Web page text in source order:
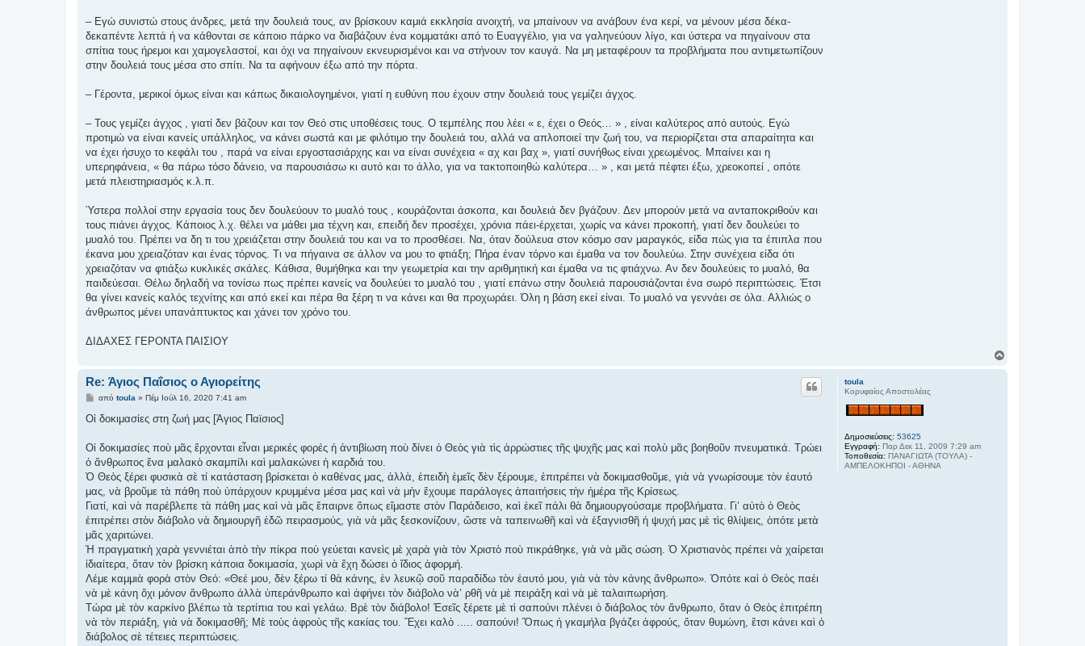
– Εγώ συνιστώ στους άνδρες, μετά την δουλειά τους, αν βρίσκουν καμιά εκκλησία ανοιχτή, να μπαίνουν να ανάβουν ένα κερί, να μένουν μέσα δέκα-
δεκαπέντε λεπτά ή να κάθονται σε κάποιο πάρκο να διαβάζουν ένα κομματάκι από το Ευαγγέλιο, για να γαληνεύουν λίγο, και ύστερα να πηγαίνουν στα
σπίτια τους ήρεμοι και χαμογελαστοί, και όχι να πηγαίνουν εκνευρισμένοι και να στήνουν τον καυγά. Να μη μεταφέρουν τα προβλήματα που αντιμετωπίζουν
στην δουλειά τους μέσα στο σπίτι. Να τα αφήνουν έξω από την πόρτα.
– Γέροντα, μερικοί όμως είναι και κάπως δικαιολογημένοι, γιατί η ευθύνη που έχουν στην δουλειά τους γεμίζει άγχος.
– Τους γεμίζει άγχος , γιατί δεν βάζουν και τον Θεό στις υποθέσεις τους. Ο τεμπέλης που λέει « ε, έχει ο Θεός… » , είναι καλύτερος από αυτούς. Εγώ
προτιμώ να είναι κανείς υπάλληλος, να κάνει σωστά και με φιλότιμο την δουλειά του, αλλά να απλοποιεί την ζωή του, να περιορίζεται στα απαραίτητα και
να έχει ήσυχο το κεφάλι του , παρά να είναι εργοστασιάρχης και να είναι συνέχεια « αχ και βαχ », γιατί συνήθως είναι χρεωμένος. Μπαίνει και η
υπερηφάνεια, « θα πάρω τόσο δάνειο, να παρουσιάσω κι αυτό και το άλλο, για να τακτοποιηθώ καλύτερα… » , και μετά πέφτει έξω, χρεοκοπεί , οπότε
μετά πλειστηριασμός κ.λ.π.
Ύστερα πολλοί στην εργασία τους δεν δουλεύουν το μυαλό τους , κουράζονται άσκοπα, και δουλειά δεν βγάζουν. Δεν μπορούν μετά να ανταποκριθούν και
τους πιάνει άγχος. Κάποιος λ.χ. θέλει να μάθει μια τέχνη και, επειδή δεν προσέχει, χρόνια πάει-έρχεται, χωρίς να κάνει προκοπή, γιατί δεν δουλεύει το
μυαλό του. Πρέπει να δη τι του χρειάζεται στην δουλειά του και να το προσθέσει. Να, όταν δούλευα στον κόσμο σαν μαραγκός, είδα πώς για τα έπιπλα που
έκανα μου χρειαζόταν και ένας τόρνος. Τι να πήγαινα σε άλλον να μου το φτιάξη; Πήρα έναν τόρνο και έμαθα να τον δουλεύω. Στην συνέχεια είδα ότι
χρειαζόταν να φτιάξω κυκλικές σκάλες. Κάθισα, θυμήθηκα και την γεωμετρία και την αριθμητική και έμαθα να τις φτιάχνω. Αν δεν δουλεύεις το μυαλό, θα
παιδεύεσαι. Θέλω δηλαδή να τονίσω πως πρέπει κανείς να δουλεύει το μυαλό του , γιατί επάνω στην δουλειά παρουσιάζονται ένα σωρό περιπτώσεις. Έτσι
θα γίνει κανείς καλός τεχνίτης και από εκεί και πέρα θα ξέρη τι να κάνει και θα προχωράει. Όλη η βάση εκεί είναι. Το μυαλό να γεννάει σε όλα. Αλλιώς ο
άνθρωπος μένει υπανάπτυκτος και χάνει τον χρόνο του.
ΔΙΔΑΧΕΣ ΓΕΡΟΝΤΑ ΠΑΙΣΙΟΥ
toula
Κορυφαίος Αποστολέας
Δημοσιεύσεις: 53625
Εγγραφή: Παρ Δεκ 11, 2009 7:29 am
Τοποθεσία: ΠΑΝΑΓΙΩΤΑ (ΤΟΥΛΑ) -
ΑΜΠΕΛΟΚΗΠΟΙ - ΑΘΗΝΑ
Re: Άγιος Παΐσιος ο Αγιορείτης
Δ
μ
ί
υ
σ
από toula » Πέμ Ιούλ 16, 2020 7:41 am
Οἱ δοκιμασίες στη ζωή μας [Άγιος Παϊσιος]
Οἱ δοκιμασίες ποὺ μᾶς ἔρχονται εἶναι μερικές φορές ἡ ἀντιβίωση ποὺ δίνει ὁ Θεὸς γιὰ τὶς ἀρρώστιες τῆς ψυχῆς μας καὶ πολὺ μᾶς βοηθοῦν πνευματικά. Τρώει
ὁ ἄνθρωπος ἕνα μαλακὸ σκαμπίλι καὶ μαλακώνει ἡ καρδιά του.
Ὁ Θεὸς ξέρει φυσικὰ σὲ τί κατάσταση βρίσκεται ὁ καθένας μας, ἀλλὰ, ἐπειδὴ ἐμεῖς δὲν ξέρουμε, ἐπιτρέπει νὰ δοκιμασθοῦμε, γιὰ νὰ γνωρίσουμε τὸν ἑαυτό
μας, νὰ βροῦμε τὰ πάθη ποὺ ὑπάρχουν κρυμμένα μέσα μας καὶ νὰ μὴν ἔχουμε παράλογες ἀπαιτήσεις τὴν ἡμέρα τῆς Κρίσεως.
Γιατί, καὶ νὰ παρέβλεπε τὰ πάθη μας καὶ νὰ μᾶς ἔπαιρνε ὅπως εἴμαστε στὸν Παράδεισο, καὶ ἐκεῖ πάλι θὰ δημιουργούσαμε προβλήματα. Γι’ αὐτὸ ὁ Θεὸς
ἐπιτρέπει στὸν διάβολο νὰ δημιουργῆ ἐδῶ πειρασμούς, γιὰ νὰ μᾶς ξεσκονίζουν, ὥστε νὰ ταπεινωθῆ καὶ νὰ ἐξαγνισθῆ ἡ ψυχή μας μὲ τὶς θλίψεις, ὁπότε μετὰ
μᾶς χαριτώνει.
Ἡ πραγματικὴ χαρὰ γεννιέται ἀπὸ τὴν πίκρα ποὺ γεύεται κανεὶς μὲ χαρὰ γιὰ τὸν Χριστὸ ποὺ πικράθηκε, γιὰ νὰ μᾶς σώση. Ὁ Χριστιανὸς πρέπει νὰ χαίρεται
ἰδιαίτερα, ὅταν τὸν βρίσκη κάποια δοκιμασία, χωρὶ νὰ ἔχη δώσει ὁ ἴδιος ἀφορμή.
Λέμε καμμιὰ φορὰ στὸν Θεό: «Θεέ μου, δὲν ξέρω τί θὰ κάνης, ἐν λευκῷ σοῦ παραδίδω τὸν ἑαυτό μου, γιὰ νὰ τὸν κάνης ἄνθρωπο». Ὁπότε καὶ ὁ Θεὸς παέι
νὰ μὲ κάνη ὄχι μόνον ἄνθρωπο ἀλλὰ ὑπεράνθρωπο καὶ ἀφήνει τὸν διάβολο νὰ’ ρθῆ νὰ μὲ πειράξη καὶ νὰ μὲ ταλαιπωρήση.
Τώρα μὲ τὸν καρκίνο βλέπω τὰ τερτίπια του καὶ γελάω. Βρὲ τὸν διάβολο! Ἐσεῖς ξέρετε μὲ τὶ σαπούνι πλένει ὁ διάβολος τὸν ἄνθρωπο, ὅταν ὁ Θεὸς ἐπιτρέπη
νὰ τὸν περιάξη, γιὰ νὰ δοκιμασθῆ; Μὲ τοὺς ἀφροὺς τῆς κακίας του. Ἔχει καλὸ ..... σαπούνι! Ὅπως ἡ γκαμήλα βγάζει ἀφρούς, ὅταν θυμώνη, ἔτσι κάνει καὶ ὁ
διάβολος σὲ τέτειες περιπτώσεις.